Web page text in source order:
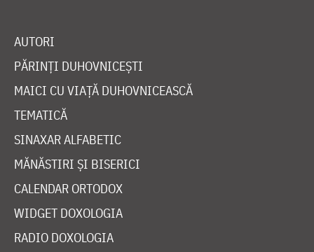
AUTORI
PĂRINȚI DUHOVNICEȘTI
MAICI CU VIAȚĂ DUHOVNICEASCĂ
TEMATICĂ
SINAXAR ALFABETIC
MĂNĂSTIRI ȘI BISERICI
CALENDAR ORTODOX
WIDGET DOXOLOGIA
RADIO DOXOLOGIA